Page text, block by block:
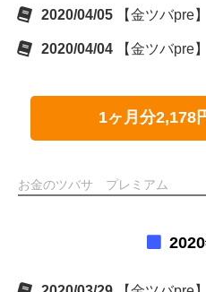
2020/04/05 【金ツバpre】
2020/04/04 【金ツバpre】
1ヶ月分2,178
お金のツバサ プレミアム